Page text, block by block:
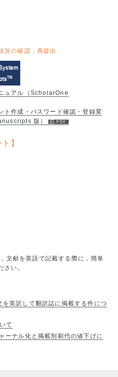
況の確認，再提出
ュアル（ScholarOne
ト作成・パスワード確認・登録変
版）
】
文献を英語で記載する際に，簡単
さい。
英訳して翻訳誌に掲載する件につ
て
ーナル化と掲載別刷代の値下げに